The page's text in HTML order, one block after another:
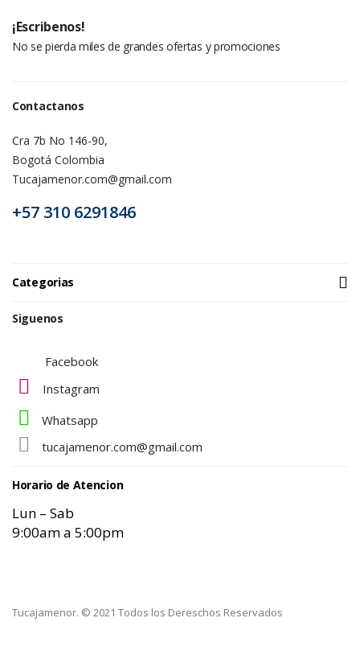
¡Escribenos!
No se pierda miles de grandes ofertas y promociones
Contactanos
Cra 7b No 146-90,
Bogotá Colombia
Tucajamenor.com@gmail.com
+57 310 6291846
Categorias
Siguenos
Facebook
Instagram
Whatsapp
tucajamenor.com@gmail.com
Horario de Atencion
Lun – Sab
9:00am a 5:00pm
Tucajamenor. © 2021 Todos los Dereschos Reservados